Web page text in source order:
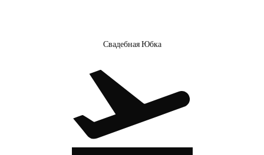
Свадебная Юбка